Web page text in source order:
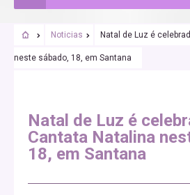
Noticias Natal de Luz é
neste sábado, 18, em Santana
Natal de Luz é
Cantata Natalina
18, em Santana